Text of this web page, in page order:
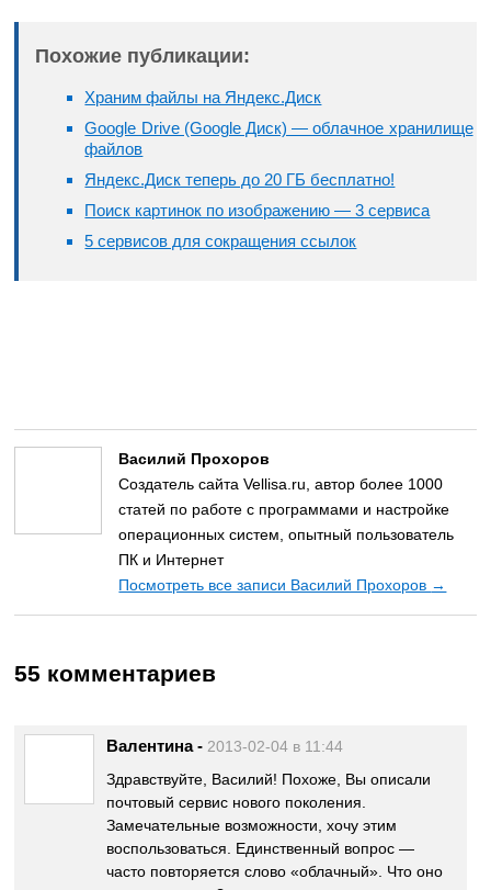
Похожие публикации:
Храним файлы на Яндекс.Диск
Google Drive (Google Диск) — облачное хранилище
файлов
Яндекс.Диск теперь до 20 ГБ бесплатно!
Поиск картинок по изображению — 3 сервиса
5 сервисов для сокращения ссылок
Василий Прохоров
Создатель сайта Vellisa.ru, автор более 1000
статей по работе с программами и настройке
операционных систем, опытный пользователь
ПК и Интернет
Посмотреть все записи Василий Прохоров →
55 комментариев
Валентина - 2013-02-04 в 11:44
Здравствуйте, Василий! Похоже, Вы описали
почтовый сервис нового поколения.
Замечательные возможности, хочу этим
воспользоваться. Единственный вопрос —
часто повторяется слово «облачный». Что оно